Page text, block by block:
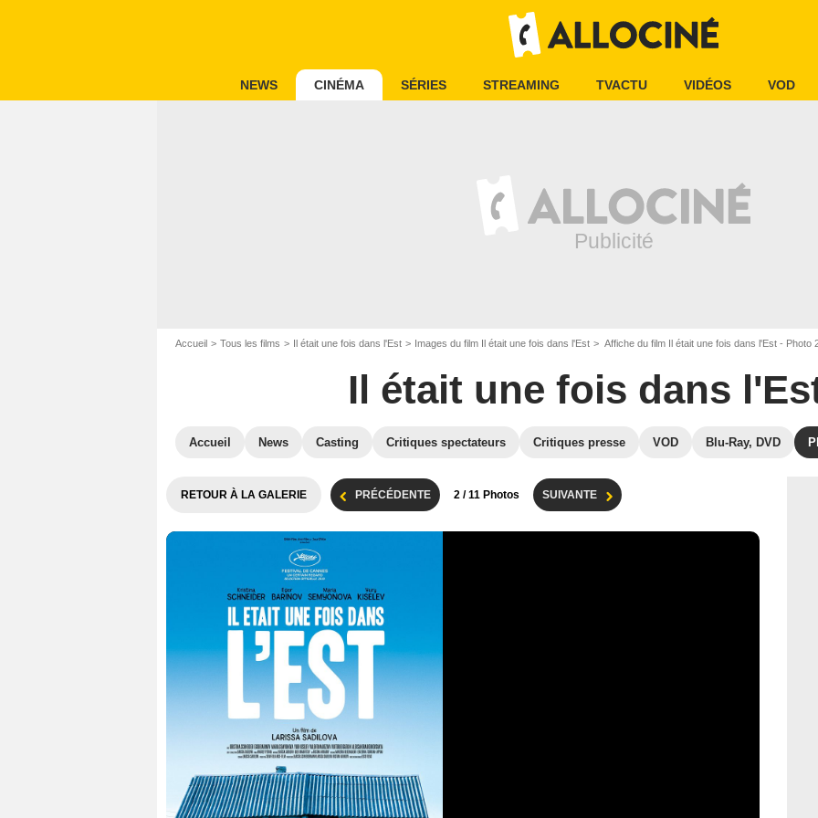
NEWS CINÉMA SÉRIES STREAMING TVACTU VIDÉOS VOD
Accueil Tous les films Il était une fois dans l'Est Images du film Il était une fois dans l'Est Affiche du film Il était une fois dans l'Est - Photo
Il était une fois dans
Accueil News Casting Critiques spectateurs Critiques presse VOD Blu-Ray, DVD
RETOUR À LA GALERIE PRÉCÉDENTE 2 / 11 Photos SUIVANTE